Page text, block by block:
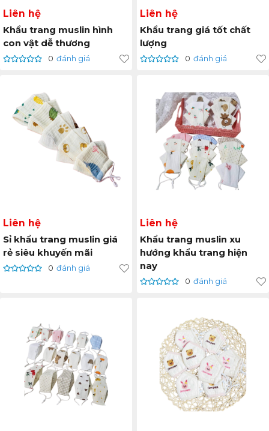
Liên hệ
Khẩu trang muslin hình
con vật dễ thương
0 đánh giá
Liên hệ
Khẩu trang giá tốt chất
lượng
0 đánh giá
Liên hệ
Sỉ khẩu trang muslin giá
rẻ siêu khuyến mãi
0 đánh giá
Liên hệ
Khẩu trang muslin xu
hướng khẩu trang hiện
nay
0 đánh giá